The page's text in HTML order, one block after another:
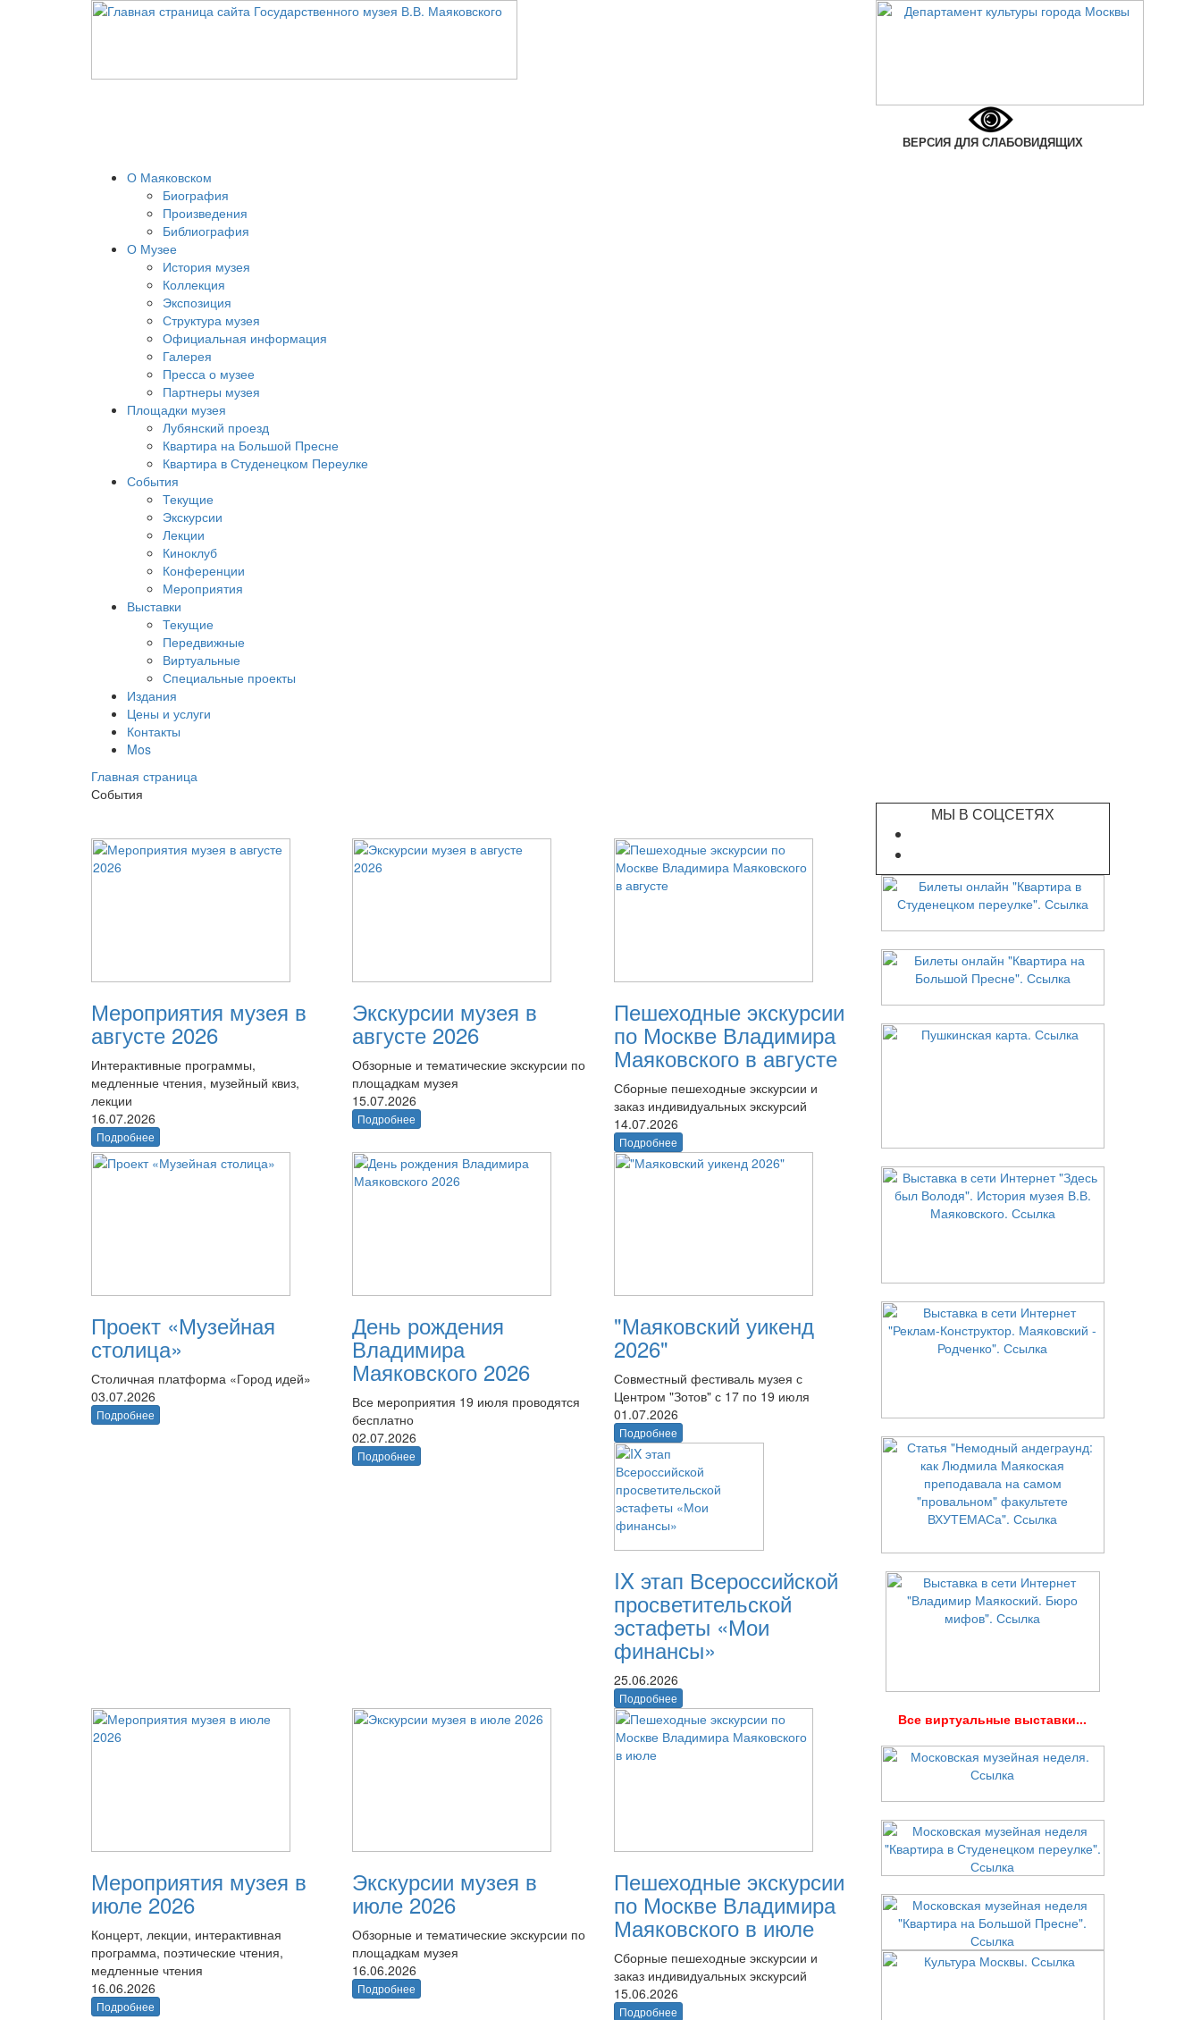
ВЕРСИЯ ДЛЯ СЛАБОВИДЯЩИХ
О Маяковском
Биография
Произведения
Библиография
О Музее
История музея
Коллекция
Экспозиция
Структура музея
Официальная информация
Галерея
Пресса о музее
Партнеры музея
Площадки музея
Лубянский проезд
Квартира на Большой Пресне
Квартира в Студенецком Переулке
События
Текущие
Экскурсии
Лекции
Киноклуб
Конференции
Мероприятия
Выставки
Текущие
Передвижные
Виртуальные
Специальные проекты
Издания
Цены и услуги
Контакты
Mos
Главная страница
События
Мероприятия музея в
августе 2026
Интерактивные программы,
медленные чтения, музейный квиз,
лекции
16.07.2026
Подробнее
Экскурсии музея в
августе 2026
Обзорные и тематические экскурсии по
площадкам музея
15.07.2026
Подробнее
Пешеходные экскурсии
по Москве Владимира
Маяковского в августе
Сборные пешеходные экскурсии и
заказ индивидуальных экскурсий
14.07.2026
Подробнее
Проект «Музейная
столица»
Столичная платформа «Город идей»
03.07.2026
Подробнее
День рождения
Владимира
Маяковского 2026
Все мероприятия 19 июля проводятся
бесплатно
02.07.2026
Подробнее
"Маяковский уикенд
2026"
Совместный фестиваль музея с
Центром "Зотов" с 17 по 19 июля
01.07.2026
Подробнее
IX этап Всероссийской
просветительской
эстафеты «Мои
финансы»
25.06.2026
Подробнее
Мероприятия музея в
июле 2026
Концерт, лекции, интерактивная
программа, поэтические чтения,
медленные чтения
16.06.2026
Подробнее
Экскурсии музея в
июле 2026
Обзорные и тематические экскурсии по
площадкам музея
16.06.2026
Подробнее
Пешеходные экскурсии
по Москве Владимира
Маяковского в июле
Сборные пешеходные экскурсии и
заказ индивидуальных экскурсий
15.06.2026
Подробнее
МЫ В СОЦСЕТЯХ
Все виртуальные выставки...